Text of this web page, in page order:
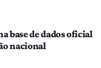
base de dados oficial
nacional